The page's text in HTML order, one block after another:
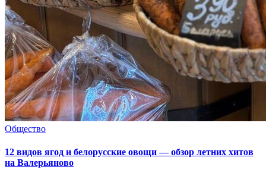
Общество
12 видов ягод и белорусские овощи — обзор летних хитов
на Валерьяново